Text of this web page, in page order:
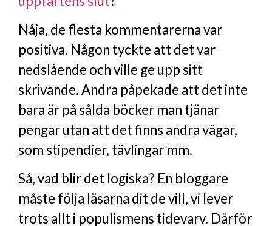
Nåja, de flesta kommentarerna var
positiva. Någon tyckte att det var
nedslående och ville ge upp sitt
skrivande. Andra påpekade att det inte
bara är på sålda böcker man tjänar
pengar utan att det finns andra vägar,
som stipendier, tävlingar mm.
Så, vad blir det logiska? En bloggare
måste följa läsarna dit de vill, vi lever
trots allt i populismens tidevarv. Därför